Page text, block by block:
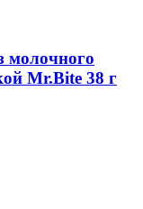
молочного
Mr.Bite 38 г